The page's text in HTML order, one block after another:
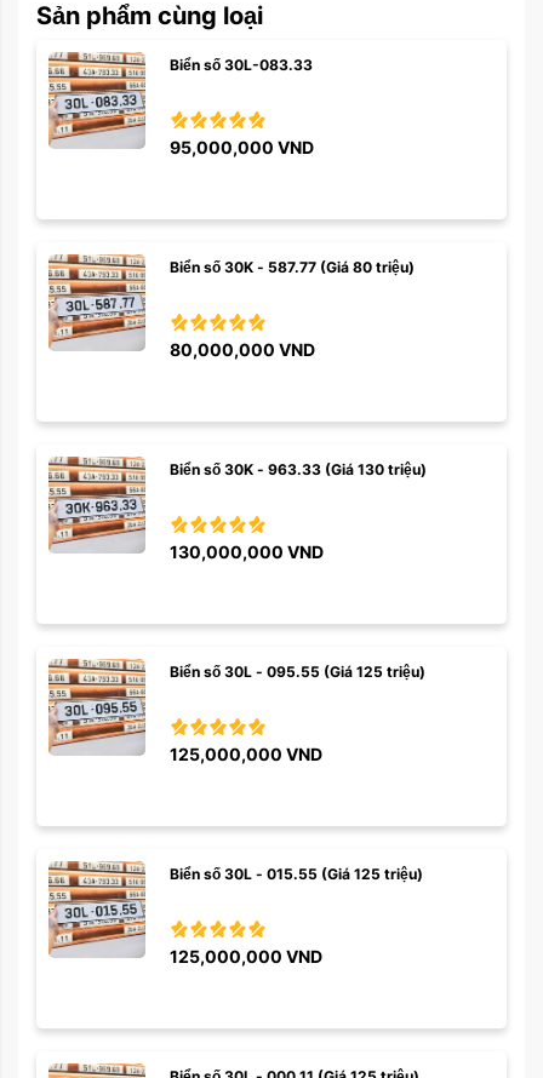
Sản phẩm cùng loại
Biển số 30L-083.33
95,000,000 VND
Biển số 30K - 587.77 (Giá 80 triệu)
80,000,000 VND
Biển số 30K - 963.33 (Giá 130 triệu)
130,000,000 VND
Biển số 30L - 095.55 (Giá 125 triệu)
125,000,000 VND
Biển số 30L - 015.55 (Giá 125 triệu)
125,000,000 VND